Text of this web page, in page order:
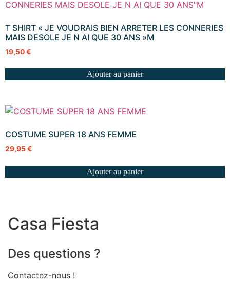
T SHIRT « JE VOUDRAIS BIEN ARRETER LES CONNERIES
MAIS DESOLE JE N AI QUE 30 ANS »M
19,50€
Ajouter au panier
COSTUME SUPER 18 ANS FEMME
29,95€
Ajouter au panier
Casa Fiesta
Des questions ?
Contactez-nous !